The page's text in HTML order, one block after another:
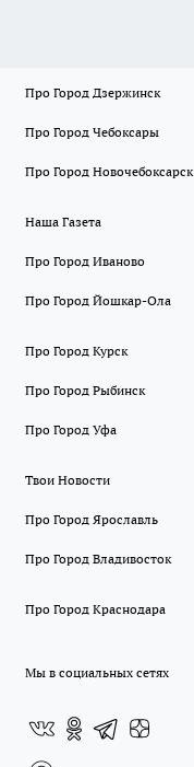
Про Город Дзержинск
Про Город Чебоксары
Про Город Новочебоксарск
Наша Газета
Про Город Иваново
Про Город Йошкар-Ола
Про Город Курск
Про Город Рыбинск
Про Город Уфа
Твои Новости
Про Город Ярославль
Про Город Владивосток
Про Город Краснодара
Мы в социальных сетях